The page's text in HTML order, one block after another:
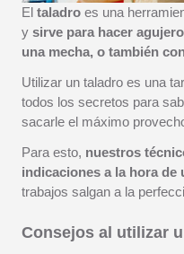
El taladro es una
y sirve para hacer
una mecha, o también
Utilizar un taladro es una
todos los secretos para
sacarle el máximo
Para esto, nuestros
indicaciones a la hora de
trabajos salgan a la
Consejos al utilizar